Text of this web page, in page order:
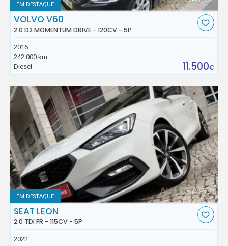
EM DESTAQUE
VOLVO V60
2.0 D2 MOMENTUM DRIVE - 120CV - 5P
2016
242.000 km
Diesel
11.500€
EM DESTAQUE
SEAT LEON
2.0 TDI FR - 115CV - 5P
2022